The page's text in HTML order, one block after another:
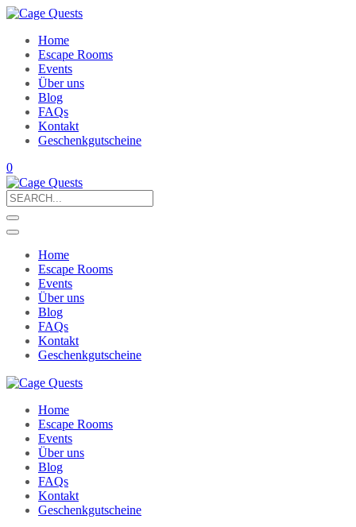
Home
Escape Rooms
Events
Über uns
Blog
FAQs
Kontakt
Geschenkgutscheine
0
Search
for:
Home
Escape Rooms
Events
Über uns
Blog
FAQs
Kontakt
Geschenkgutscheine
Home
Escape Rooms
Events
Über uns
Blog
FAQs
Kontakt
Geschenkgutscheine